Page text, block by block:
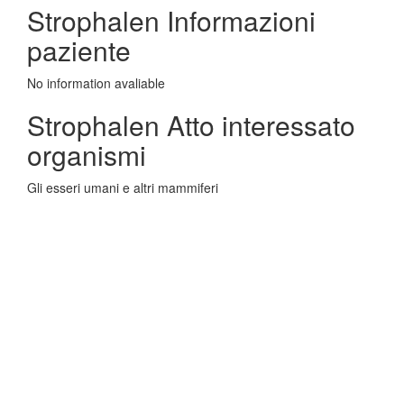
Strophalen Informazioni
paziente
No information avaliable
Strophalen Atto interessato
organismi
Gli esseri umani e altri mammiferi